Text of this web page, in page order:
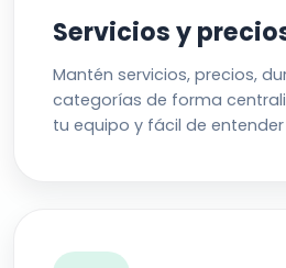
Servicios y
Mantén servicios, precios,
categorías de forma
tu equipo y fácil de